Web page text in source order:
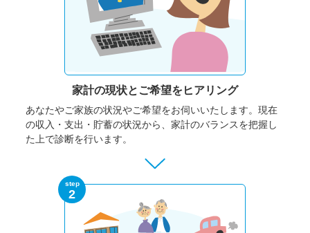
家計の現状と ご希望をヒアリング
あなたやご家族の状況やご希望をお伺いいたします。 現在
の収入・支出・貯蓄の状況から、家計のバランスを把握し
た上で診断を行います。
step
2